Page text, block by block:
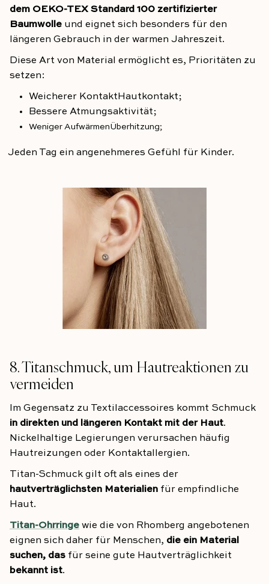
dem OEKO-TEX Standard 100 zertifizierter
Baumwolle und eignet sich besonders für den
längeren Gebrauch in der warmen Jahreszeit.
Diese Art von Material ermöglicht es, Prioritäten zu
setzen:
Weicherer KontaktHautkontakt;
Bessere Atmungsaktivität;
Weniger AufwärmenÜberhitzung;
Jeden Tag ein angenehmeres Gefühl für Kinder.
8. Titanschmuck, um Hautreaktionen zu
vermeiden
Im Gegensatz zu Textilaccessoires kommt Schmuck
in direkten und längeren Kontakt mit der Haut.
Nickelhaltige Legierungen verursachen häufig
Hautreizungen oder Kontaktallergien.
Titan-Schmuck gilt oft als eines der
hautverträglichsten Materialien für empfindliche
Haut.
Titan-Ohrringe wie die von Rhomberg angebotenen
eignen sich daher für Menschen, die ein Material
suchen, das für seine gute Hautverträglichkeit
bekannt ist.